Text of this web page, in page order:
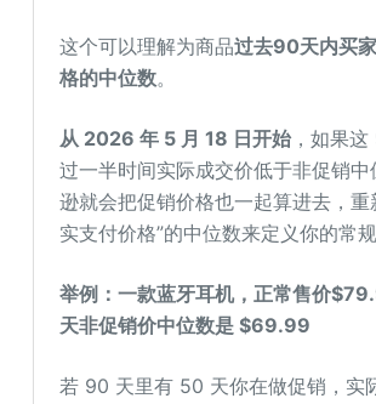
这个可以理解为商品过去90天内买
格的中位数。
从 2026 年 5 月 18 日开始 ，如果
过一半时间实际成交价低于非促销中
逊就会把促销价格也一起算进去，重
实支付价格”的中位数来定义你的常规
举例：一款蓝牙耳机，正常售价
天非促销价中位数是 $69.99
若 90 天里有 50 天你在做促销，实